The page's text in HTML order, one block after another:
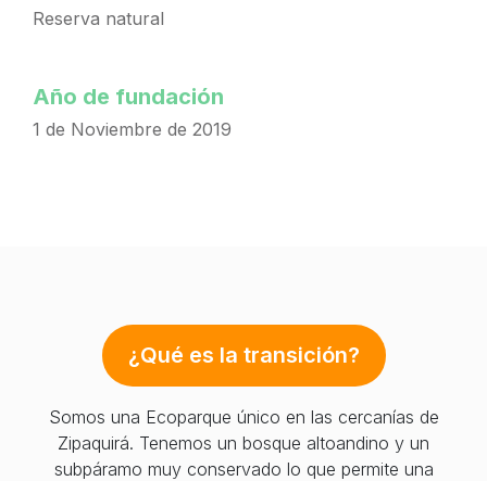
Reserva natural
Año de fundación
1 de Noviembre de 2019
¿Qué es la transición?
Somos una Ecoparque único en las cercanías de
Zipaquirá. Tenemos un bosque altoandino y un
subpáramo muy conservado lo que permite una